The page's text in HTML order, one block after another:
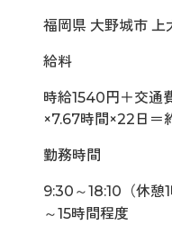
福岡県 大野城市 上
給料
時給1540円＋交通
×7.67時間×22日＝
勤務時間
9:30～18:10（休憩
～15時間程度